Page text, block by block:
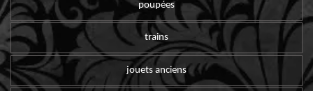
poupées
trains
jouets anciens